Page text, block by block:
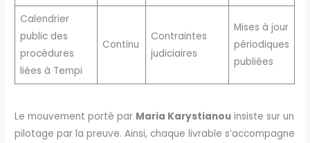
Calendrier
public des
procédures
liées à Tempi
Continu
Contraintes
judiciaires
Mises à jour
périodiques
publiées
Le mouvement porté par Maria Karystianou insiste sur un
pilotage par la preuve. Ainsi, chaque livrable s’accompagne